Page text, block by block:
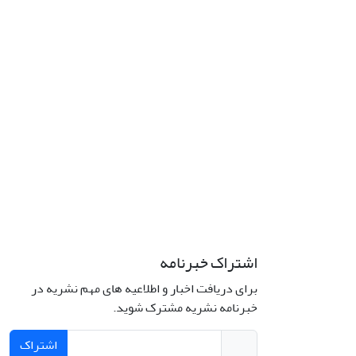
اشتراک خبرنامه
برای دریافت اخبار و اطلاعیه های مهم نشریه در
خبرنامه نشریه مشترک شوید.
اشتراک